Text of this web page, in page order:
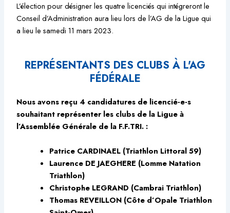
L’élection pour désigner les quatre licenciés qui intégreront le
Conseil d’Administration aura lieu lors de l’AG de la Ligue qui
a lieu le samedi 11 mars 2023.
REPRÉSENTANTS DES CLUBS À L'AG
FÉDÉRALE
Nous avons reçu 4 candidatures de licencié-e-s
souhaitant représenter les clubs de la Ligue à
l’Assemblée Générale de la F.F.TRI. :
Patrice CARDINAEL (Triathlon Littoral 59)
Laurence DE JAEGHERE (Lomme Natation
Triathlon)
Christophe LEGRAND (Cambrai Triathlon)
Thomas REVEILLON (Côte d’Opale Triathlon